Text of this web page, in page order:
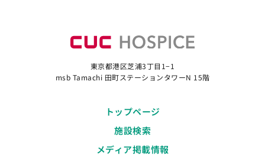
東京都港区芝浦3丁目1−1
msb Tamachi 田町ステーションタワーN 15階
トップページ
施設検索
メディア掲載情報